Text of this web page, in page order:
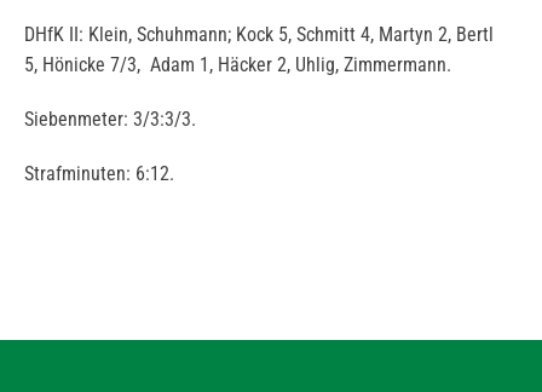
DHfK II: Klein, Schuhmann; Kock 5, Schmitt 4, Martyn 2, Bertl
5, Hönicke 7/3, Adam 1, Häcker 2, Uhlig, Zimmermann.
Siebenmeter: 3/3:3/3.
Strafminuten: 6:12.